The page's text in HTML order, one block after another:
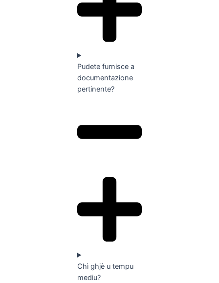
Pudete furnisce a
documentazione
pertinente?
Chì ghjè u tempu
mediu?